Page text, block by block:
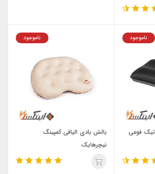
ناموجود
فومی
ناموجود
بالش بادی الیافی کمپینگ
نیچرهایک